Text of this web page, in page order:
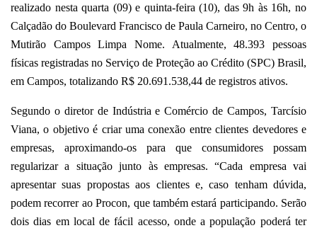
realizado nesta quarta (09) e quinta-feira (10), das 9h às 16h, no
Calçadão do Boulevard Francisco de Paula Carneiro, no Centro, o
Mutirão Campos Limpa Nome. Atualmente, 48.393 pessoas
físicas registradas no Serviço de Proteção ao Crédito (SPC) Brasil,
em Campos, totalizando R$ 20.691.538,44 de registros ativos.
Segundo o diretor de Indústria e Comércio de Campos, Tarcísio
Viana, o objetivo é criar uma conexão entre clientes devedores e
empresas, aproximando-os para que consumidores possam
regularizar a situação junto às empresas. “Cada empresa vai
apresentar suas propostas aos clientes e, caso tenham dúvida,
podem recorrer ao Procon, que também estará participando. Serão
dois dias em local de fácil acesso, onde a população poderá ter